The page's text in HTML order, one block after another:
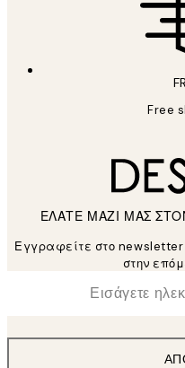
Free
ΕΛΑΤΕ ΜΑΖΙ ΜΑΣ
Εγγραφείτε στο newsletter
στην
Ηλεκτρονική Διεύθυνση